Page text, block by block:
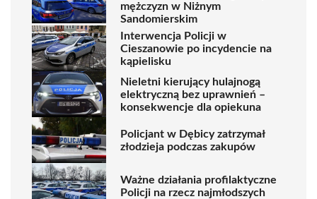
mężczyzn w Niżnym
Sandomierskim
Interwencja Policji w
Cieszanowie po incydencie na
kąpielisku
Nieletni kierujący hulajnogą
elektryczną bez uprawnień –
konsekwencje dla opiekuna
Policjant w Dębicy zatrzymał
złodzieja podczas zakupów
Ważne działania profilaktyczne
Policji na rzecz najmłodszych